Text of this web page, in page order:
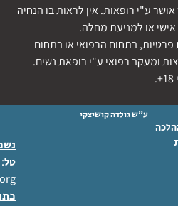
ע"י רופאות. אין לראות בו הנחיה
או למניעת מחלה.
בתחום הרפואי או בתחום
ומעקב רפואי ע"י רופאת נשים.
ע"ש גולדה קושיצקי
טל: 02-6404333